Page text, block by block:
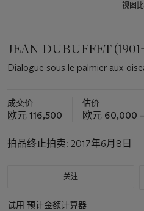
视图
JEAN DUBUFFET
Dialogue sous le palmier aux
成交价
欧元 116,500
估价
欧元 60,000
拍品终止拍卖: 2017年6月8日
关注
试用 预计金额计算器